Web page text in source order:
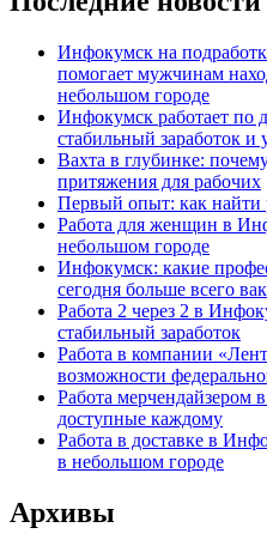
Инфокумск на
помогает мужчинам
небольшом городе
Инфокумск работает по
стабильный заработок и
Вахта в глубинке:
притяжения для рабочих
Первый опыт: как найти
Работа для женщин в
небольшом городе
Инфокумск: какие
сегодня больше всего
Работа 2 через 2 в
стабильный заработок
Работа в компании
возможности
Работа мерчендайзером
доступные каждому
Работа в доставке в
в небольшом городе
Архивы